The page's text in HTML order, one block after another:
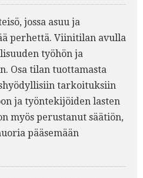
jossa asuu ja
perhettä. Viinitilan avulla
työhön ja
Osa tilan tuottamasta
tarkoituksiin
ja työntekijöiden lasten
myös perustanut säätiön,
pääsemään